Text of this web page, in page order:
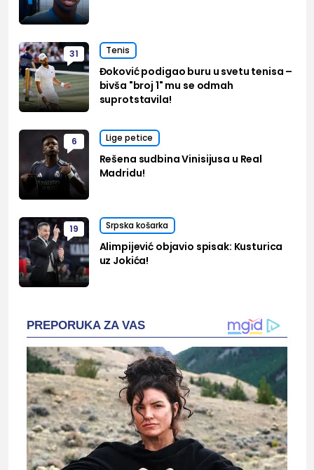
31 Tenis
Đoković podigao buru u svetu tenisa –
bivša "broj 1" mu se odmah
suprotstavila!
6 Lige petice
Rešena sudbina Vinisijusa u Real
Madridu!
19 Srpska košarka
Alimpijević objavio spisak: Kusturica
uz Jokića!
PREPORUKA ZA VAS